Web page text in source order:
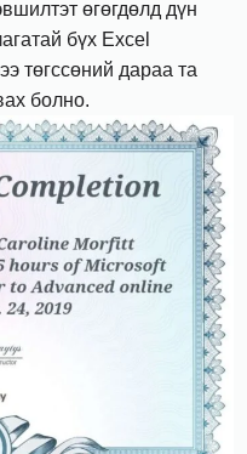
өгөгдөлд дүн
бүх Excel
төгссөний дараа та
болно.